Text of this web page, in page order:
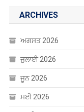
ਅਗਸਤ 2026
ਜੁਲਾਈ 2026
ਜੂਨ 2026
ਮਈ 2026
ਅਪ੍ਰੈਲ 2026